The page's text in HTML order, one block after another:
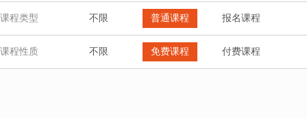
课程类型 不限 普通课程 报名课程
课程性质 不限 免费课程 付费课程